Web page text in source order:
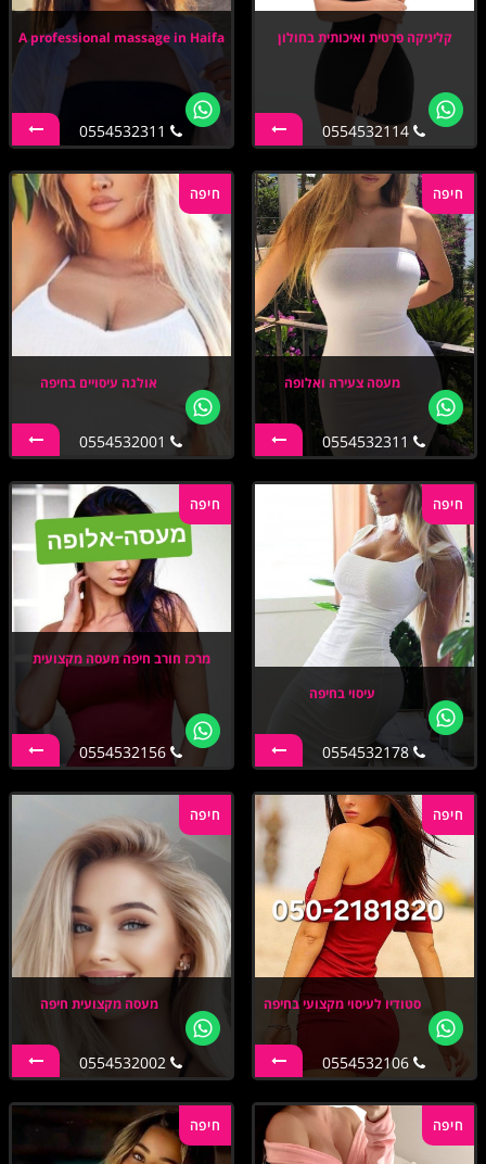
קליניקה פרטית ואיכותית בחולון
0554532114
A professional massage in Haifa
חיפה
מעסה צעירה ואלופה
חיפה
אולגה עיסויים בחיפה
חיפה
עיסוי בחיפה
0554532178
חיפה
מרכז חורב חיפה מעסה מקצועית
0554532156
חיפה
סטודיו לעיסוי מקצועי בחיפה
0554532106
חיפה
מעסה מקצועית חיפה
0554532002
חיפה חיפה